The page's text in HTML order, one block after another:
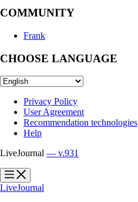
COMMUNITY
Frank
CHOOSE LANGUAGE
Privacy Policy
User Agreement
Recommendation technologies
Help
LiveJournal — v.931
?
?
LiveJournal